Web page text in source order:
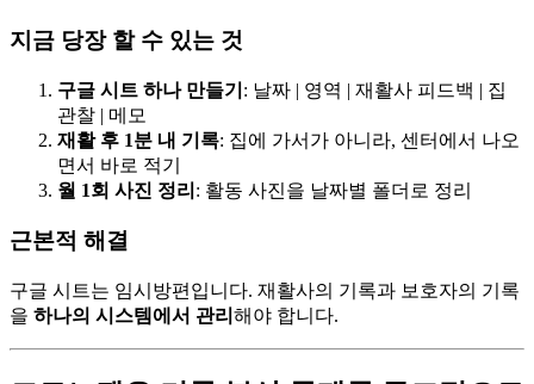
지금 당장 할 수 있는 것
구글 시트 하나 만들기 : 날짜 | 영역 | 재활사 피드백 | 집
관찰 | 메모
재활 후 1분 내 기록: 집에 가서가 아니라, 센터에서 나오
면서 바로 적기
월 1회 사진 정리 : 활동 사진을 날짜별 폴더로 정리
근본적 해결
구글 시트는 임시방편입니다. 재활사의 기록과 보호자의 기록
을 하나의 시스템에서 관리 해야 합니다.